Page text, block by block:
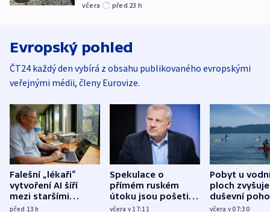
včera před 23 h
Evropský pohled
ČT24 každý den vybírá z obsahu publikovaného evropskými
veřejnými médii, členy Eurovize.
Falešní „lékaři“
vytvoření AI šíří
mezi staršími
Poláky nebezpečné
před 13h
Spekulace o
přímém ruském
útoku jsou pošetilé,
míní estonský
včera v 17:11
Pobyt u
ploch zvyšuje
duševní
ukázala
včera v 07:30